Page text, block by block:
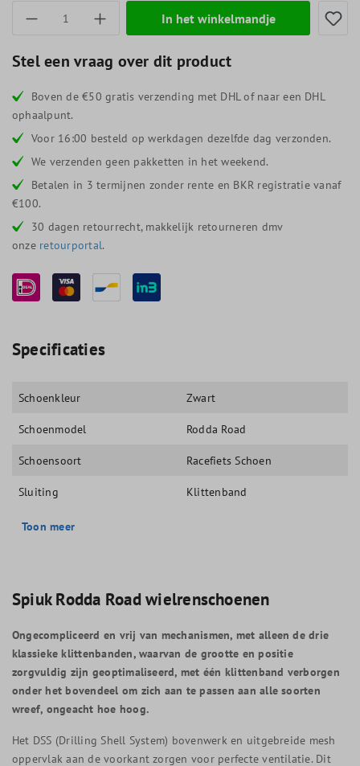
Producthoeveelheid: Voer de gewenste
In het winkelmandje
Stel een vraag over dit product
Boven de €50 gratis verzending met DHL of naar een DHL
ophaalpunt.
Voor 16:00 besteld op werkdagen dezelfde dag verzonden.
We verzenden geen pakketten in het weekend.
Betalen in 3 termijnen zonder rente en BKR registratie vanaf
€100.
30 dagen retourrecht, makkelijk retourneren dmv
onze retourportal.
Specificaties
Schoenkleur Zwart
Schoenmodel Rodda Road
Schoensoort Racefiets Schoen
Sluiting Klittenband
Toon meer
Spiuk Rodda Road wielrenschoenen
Ongecompliceerd en vrij van mechanismen, met alleen de drie
klassieke klittenbanden, waarvan de grootte en positie
zorgvuldig zijn geoptimaliseerd, met één klittenband verborgen
onder het bovendeel om zich aan te passen aan alle soorten
wreef, ongeacht hoe hoog.
Het DSS (Drilling Shell System) bovenwerk en uitgebreide mesh
oppervlak aan de voorkant zorgen voor perfecte ventilatie. Dit